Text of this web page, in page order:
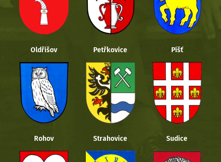
Oldřišov Petřkovice Píšť
Rohov Strahovice Sudice